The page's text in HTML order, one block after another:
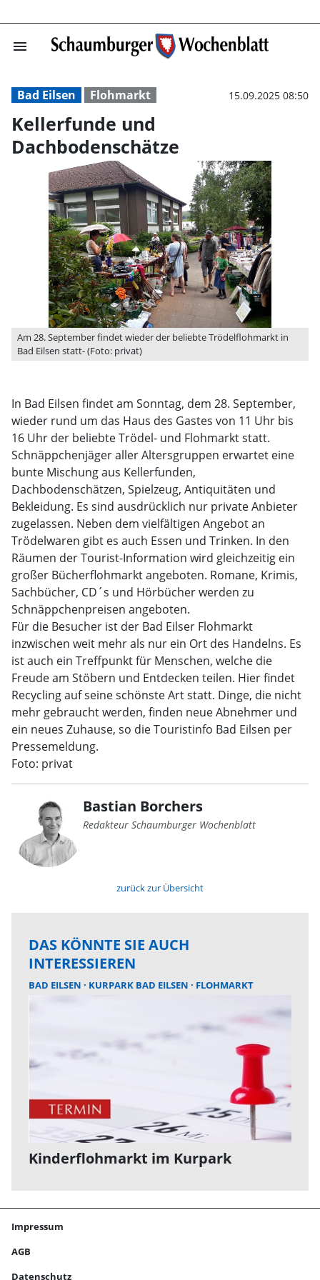
menu Kellerfunde
Bad Eilsen Flohmarkt 15.09.2025 08:50
Kellerfunde und
Dachbodenschätze
Am 28. September findet wieder der beliebte Trödelflohmarkt in
Bad Eilsen statt- (Foto: privat)
In Bad Eilsen findet am Sonntag, dem 28. September,
wieder rund um das Haus des Gastes von 11 Uhr bis
16 Uhr der beliebte Trödel- und Flohmarkt statt.
Schnäppchenjäger aller Altersgruppen erwartet eine
bunte Mischung aus Kellerfunden,
Dachbodenschätzen, Spielzeug, Antiquitäten und
Bekleidung. Es sind ausdrücklich nur private Anbieter
zugelassen. Neben dem vielfältigen Angebot an
Trödelwaren gibt es auch Essen und Trinken. In den
Räumen der Tourist-Information wird gleichzeitig ein
großer Bücherflohmarkt angeboten. Romane, Krimis,
Sachbücher, CD´s und Hörbücher werden zu
Schnäppchenpreisen angeboten.
Für die Besucher ist der Bad Eilser Flohmarkt
inzwischen weit mehr als nur ein Ort des Handelns. Es
ist auch ein Treffpunkt für Menschen, welche die
Freude am Stöbern und Entdecken teilen. Hier findet
Recycling auf seine schönste Art statt. Dinge, die nicht
mehr gebraucht werden, finden neue Abnehmer und
ein neues Zuhause, so die Touristinfo Bad Eilsen per
Pressemeldung.
Foto: privat
Bastian Borchers
Redakteur Schaumburger Wochenblatt
zurück zur Übersicht
DAS KÖNNTE SIE AUCH
INTERESSIEREN
BAD EILSEN KURPARK BAD EILSEN FLOHMARKT
Kinderflohmarkt im Kurpark
Impressum
AGB
Datenschutz